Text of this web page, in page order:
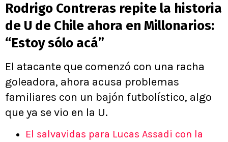
Rodrigo Contreras repite la historia
de U de Chile ahora en Millonarios:
“Estoy sólo acá”
El atacante que comenzó con una racha
goleadora, ahora acusa problemas
familiares con un bajón futbolístico, algo
que ya se vio en la U.
El salvavidas para Lucas Assadi con la